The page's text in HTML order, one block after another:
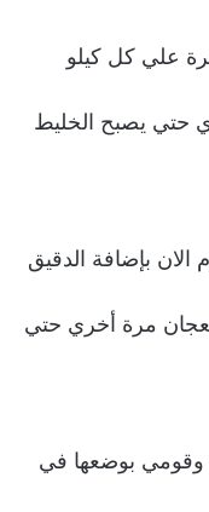
علي كل كيلو
حتي يصبح الخليط
بإضافة الدقيق
مرة أخري حتي
وقومي بوضعها في